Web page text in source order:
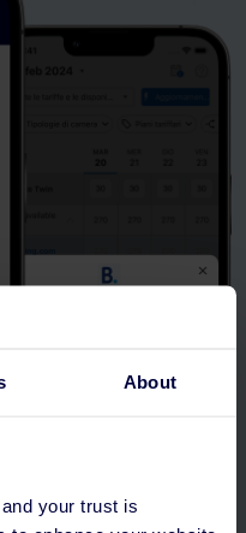
About
your trust is